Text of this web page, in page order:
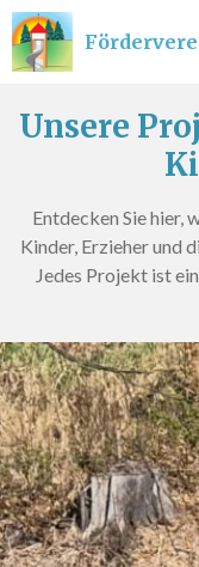
Zum
Hauptinhalt
Unsere
Entdecken Sie hier,
Kinder, Erzieher und
Jedes Projekt ist